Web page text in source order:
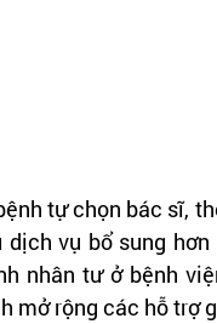
tự chọn bác sĩ,
vụ bổ sung hơn
nhân tư ở bệnh
mở rộng các hỗ trợ